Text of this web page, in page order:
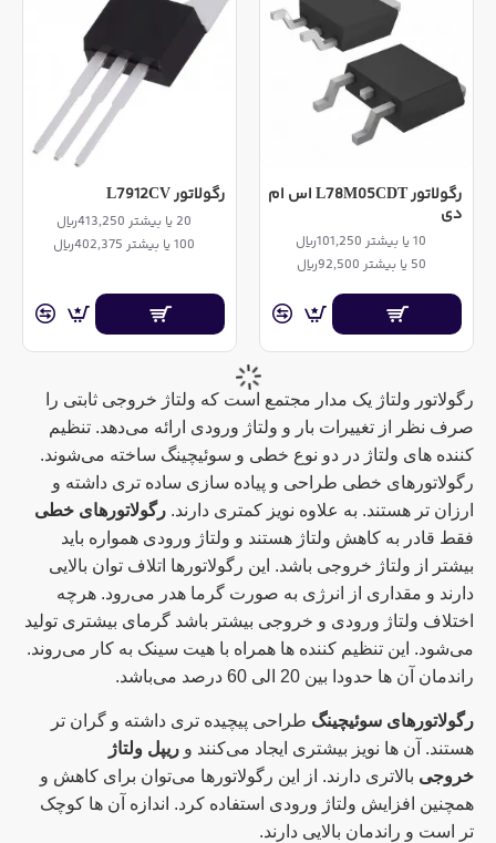
رگولاتور ولتاژ یک مدار مجتمع است که ولتاژ خروجی ثابتی را
صرف نظر از تغییرات بار و ولتاژ ورودی ارائه می‌دهد. تنظیم
کننده های ولتاژ در دو نوع خطی و سوئیچینگ ساخته می‌شوند.
رگولاتورهای خطی طراحی و پیاده سازی ساده تری داشته و
ارزان تر هستند. به علاوه نویز کمتری دارند. رگولاتورهای خطی
فقط قادر به کاهش ولتاژ هستند و ولتاژ ورودی همواره باید
بیشتر از ولتاژ خروجی باشد. این رگولاتورها اتلاف توان بالایی
دارند و مقداری از انرژی به صورت گرما هدر می‌رود. هرچه
اختلاف ولتاژ ورودی و خروجی بیشتر باشد گرمای بیشتری تولید
می‌شود. این تنظیم کننده ها همراه با هیت سینک به کار می‌روند.
راندمان آن ها حدودا بین 20 الی 60 درصد می‌باشد.
رگولاتورهای سوئیچینگ طراحی پیچیده تری داشته و گران تر
هستند. آن ها نویز بیشتری ایجاد می‌کنند و ریپل ولتاژ
خروجی بالاتری دارند. از این رگولاتورها می‌توان برای کاهش و
همچنین افزایش ولتاژ‌ ورودی استفاده کرد. اندازه آن ها کوچک
تر است و راندمان بالایی دارند.
رگولاتور L78M05CDT اس ام
دی
10 یا بیشتر 101,250ریال
50 یا بیشتر 92,500ریال
رگولاتور L7912CV
20 یا بیشتر 413,250ریال
100 یا بیشتر 402,375ریال